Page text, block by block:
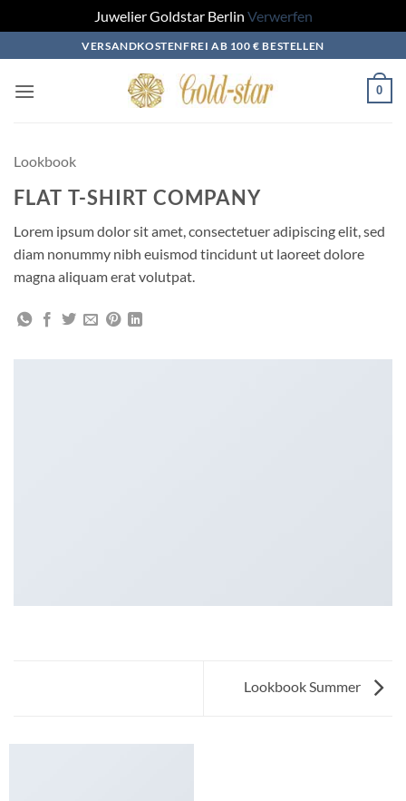
Juwelier Goldstar Berlin Verwerfen
Inhalt
springen
VERSANDKOSTENFREI AB 100 € BESTELLEN
0
Lookbook
FLAT T-SHIRT COMPANY
Lorem ipsum dolor sit amet, consectetuer adipiscing elit, sed
diam nonummy nibh euismod tincidunt ut laoreet dolore
magna aliquam erat volutpat.
Lookbook Summer